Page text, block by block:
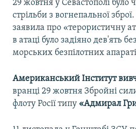
29 жовтня у Севастополі було
стрільби з вогнепальної
заявила про «терористичну
в атаці було задіяно дев'ять
морських безпілотних
Американський Інститут
вранці 29 жовтня Збройні
флоту Росії типу «Адмирал